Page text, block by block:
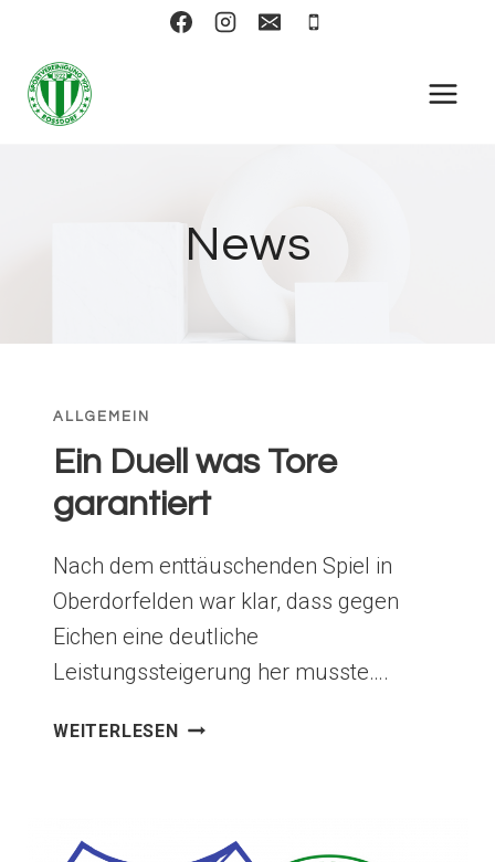
springen
News
ALLGEMEIN
Ein Duell was Tore
garantiert
Nach dem enttäuschenden Spiel in
Oberdorfelden war klar, dass gegen
Eichen eine deutliche
Leistungssteigerung her musste….
WEITERLESENEIN